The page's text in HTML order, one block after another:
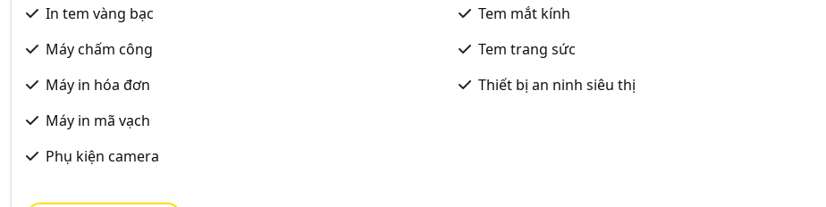
In tem vàng bạc
Máy chấm công
Máy in hóa đơn
Máy in mã vạch
Phụ kiện camera
Tem mắt kính
Tem trang sức
Thiết bị an ninh siêu thị